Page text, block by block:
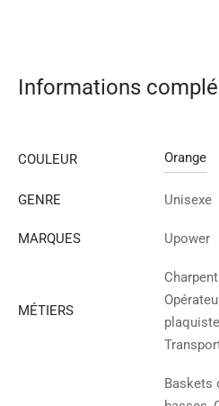
Informations
COULEUR Orange
GENRE Unisexe
MARQUES Upower
MÉTIERS
Baskets